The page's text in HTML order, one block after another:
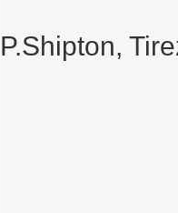
P.Shipton,